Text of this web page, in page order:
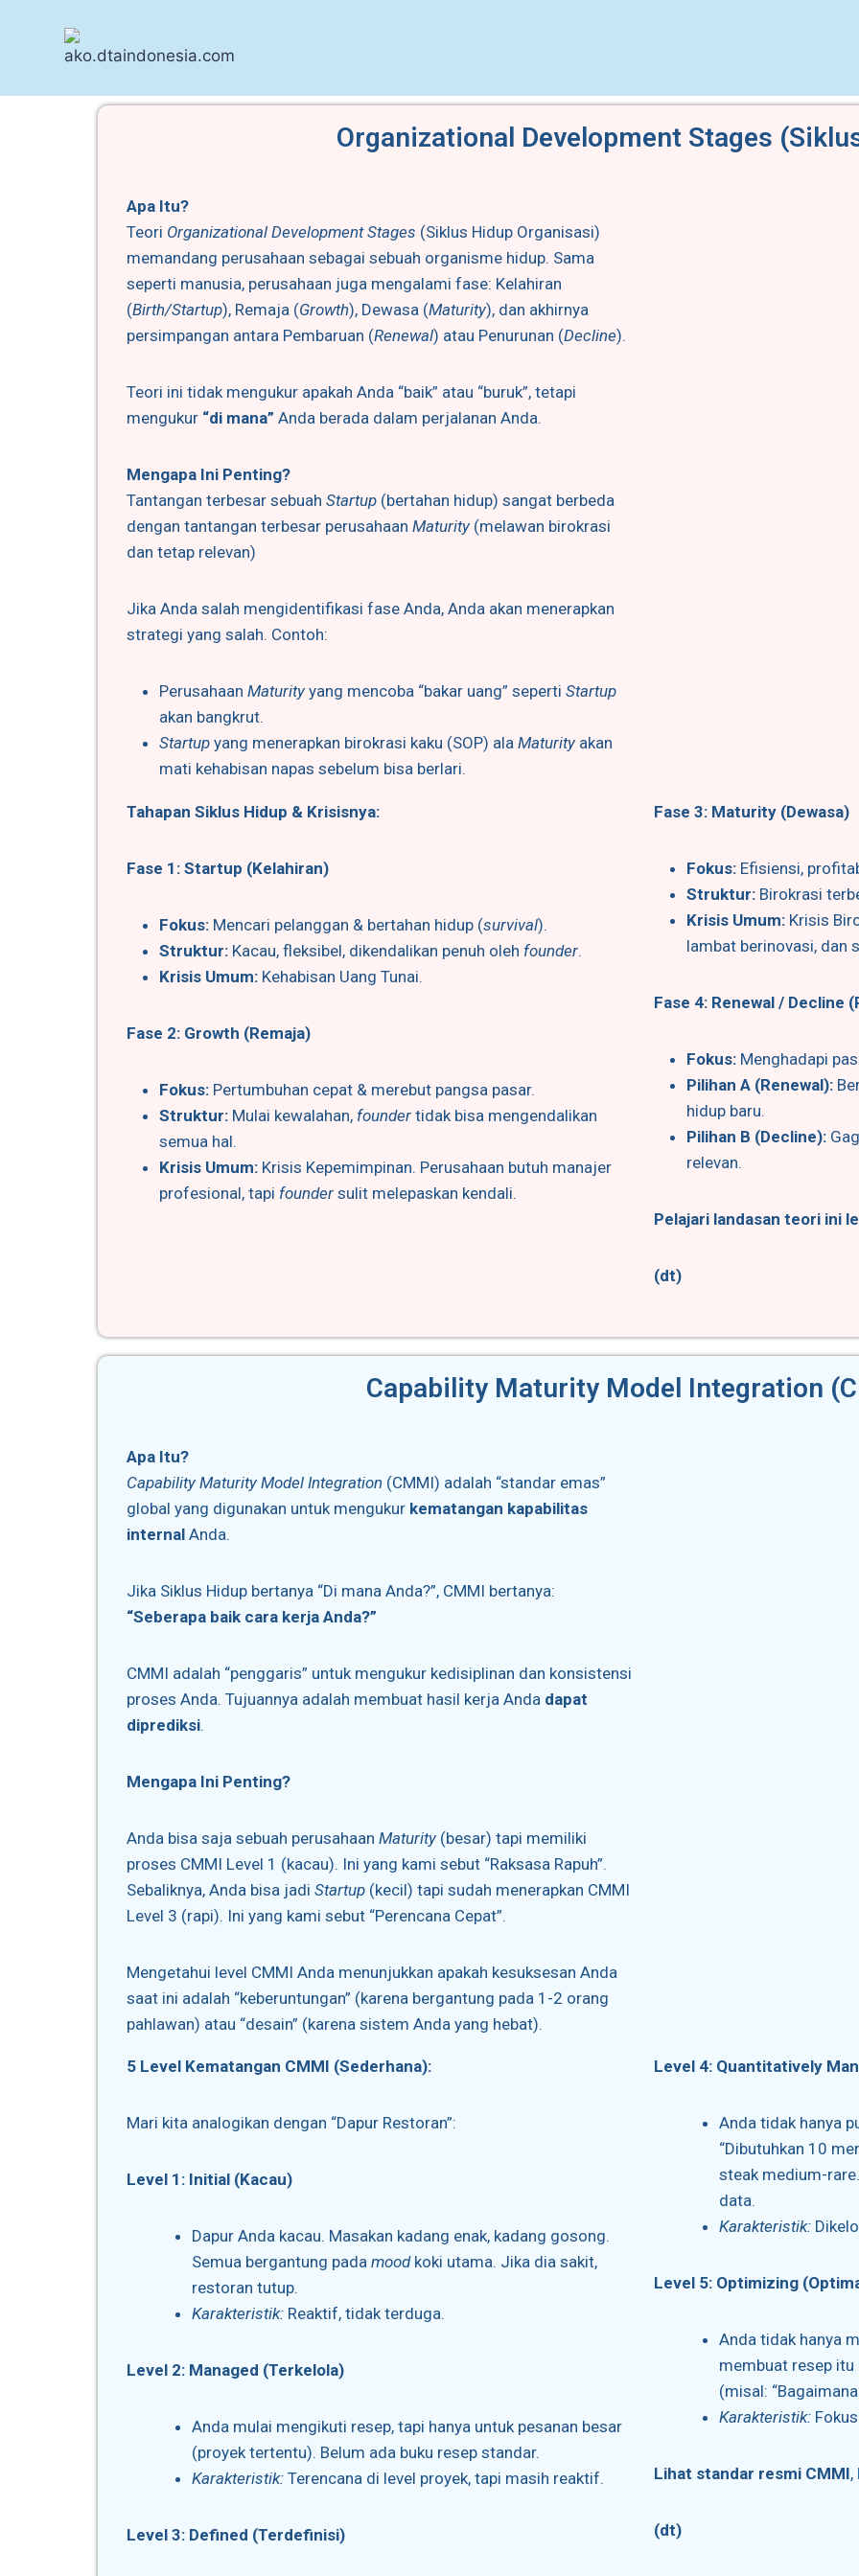
Organizational Development Stages
Apa Itu?
Teori Organizational Development Stages (Siklus Hidup Organisasi)
memandang perusahaan sebagai sebuah organisme hidup. Sama
seperti manusia, perusahaan juga mengalami fase: Kelahiran
(Birth/Startup), Remaja (Growth), Dewasa (Maturity), dan akhirnya
persimpangan antara Pembaruan (Renewal) atau Penurunan (Decline).
Teori ini tidak mengukur apakah Anda “baik” atau “buruk”, tetapi
mengukur “di mana” Anda berada dalam perjalanan Anda.
Mengapa Ini Penting?
Tantangan terbesar sebuah Startup (bertahan hidup) sangat berbeda
dengan tantangan terbesar perusahaan Maturity (melawan birokrasi
dan tetap relevan)
Jika Anda salah mengidentifikasi fase Anda, Anda akan menerapkan
strategi yang salah. Contoh:
Perusahaan Maturity yang mencoba “bakar uang” seperti Startup
akan bangkrut.
Startup yang menerapkan birokrasi kaku (SOP) ala Maturity akan
mati kehabisan napas sebelum bisa berlari.
Tahapan Siklus Hidup & Krisisnya:
Fase 1: Startup (Kelahiran)
Fokus: Mencari pelanggan & bertahan hidup (survival).
Struktur: Kacau, fleksibel, dikendalikan penuh oleh founder.
Krisis Umum: Kehabisan Uang Tunai.
Fase 2: Growth (Remaja)
Fokus: Pertumbuhan cepat & merebut pangsa pasar.
Struktur: Mulai kewalahan, founder tidak bisa mengendalikan
semua hal.
Krisis Umum: Krisis Kepemimpinan. Perusahaan butuh manajer
profesional, tapi founder sulit melepaskan kendali.
Fase 3: Maturity (Dewasa)
Fokus: Efisiensi,
Struktur: Birokrasi
Krisis Umum: Krisis
lambat berinovasi, dan
Fase 4: Renewal / Decline
Fokus: Menghadapi
Pilihan A (Renewal):
hidup baru.
Pilihan B (Decline):
relevan.
Pelajari landasan teori ini
(dt)
Capability Maturity Model Integration
Apa Itu?
Capability Maturity Model Integration (CMMI) adalah “standar emas”
global yang digunakan untuk mengukur kematangan kapabilitas
internal Anda.
Jika Siklus Hidup bertanya “Di mana Anda?”, CMMI bertanya:
“Seberapa baik cara kerja Anda?”
CMMI adalah “penggaris” untuk mengukur kedisiplinan dan konsistensi
proses Anda. Tujuannya adalah membuat hasil kerja Anda dapat
diprediksi.
Mengapa Ini Penting?
Anda bisa saja sebuah perusahaan Maturity (besar) tapi memiliki
proses CMMI Level 1 (kacau). Ini yang kami sebut “Raksasa Rapuh”.
Sebaliknya, Anda bisa jadi Startup (kecil) tapi sudah menerapkan CMMI
Level 3 (rapi). Ini yang kami sebut “Perencana Cepat”.
Mengetahui level CMMI Anda menunjukkan apakah kesuksesan Anda
saat ini adalah “keberuntungan” (karena bergantung pada 1-2 orang
pahlawan) atau “desain” (karena sistem Anda yang hebat).
5 Level Kematangan CMMI (Sederhana):
Mari kita analogikan dengan “Dapur Restoran”:
Level 1: Initial (Kacau)
Dapur Anda kacau. Masakan kadang enak, kadang gosong.
Semua bergantung pada moodkoki utama. Jika dia sakit,
restoran tutup.
Karakteristik: Reaktif, tidak terduga.
Level 2: Managed (Terkelola)
Anda mulai mengikuti resep, tapi hanya untuk pesanan besar
(proyek tertentu). Belum ada buku resep standar.
Karakteristik: Terencana di level proyek, tapi masih reaktif.
Level 3: Defined (Terdefinisi)
Level 4: Quantitatively
Anda tidak hanya
“Dibutuhkan 10
steak medium-
data.
Karakteristik:
Level 5: Optimizing
Anda tidak hanya
membuat resep itu
(misal:
Karakteristik:
Lihat standar resmi CMMI,
(dt)